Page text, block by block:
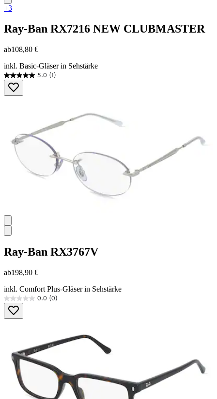
+3
Ray-Ban RX7216 NEW CLUBMASTER
ab108,80 €
inkl. Basic-Gläser in Sehstärke
5.0 (1)
5.0
von
5
Ray-Ban RX3767V
ab198,90 €
inkl. Comfort Plus-Gläser in Sehstärke
0.0 (0)
0.0
von
5